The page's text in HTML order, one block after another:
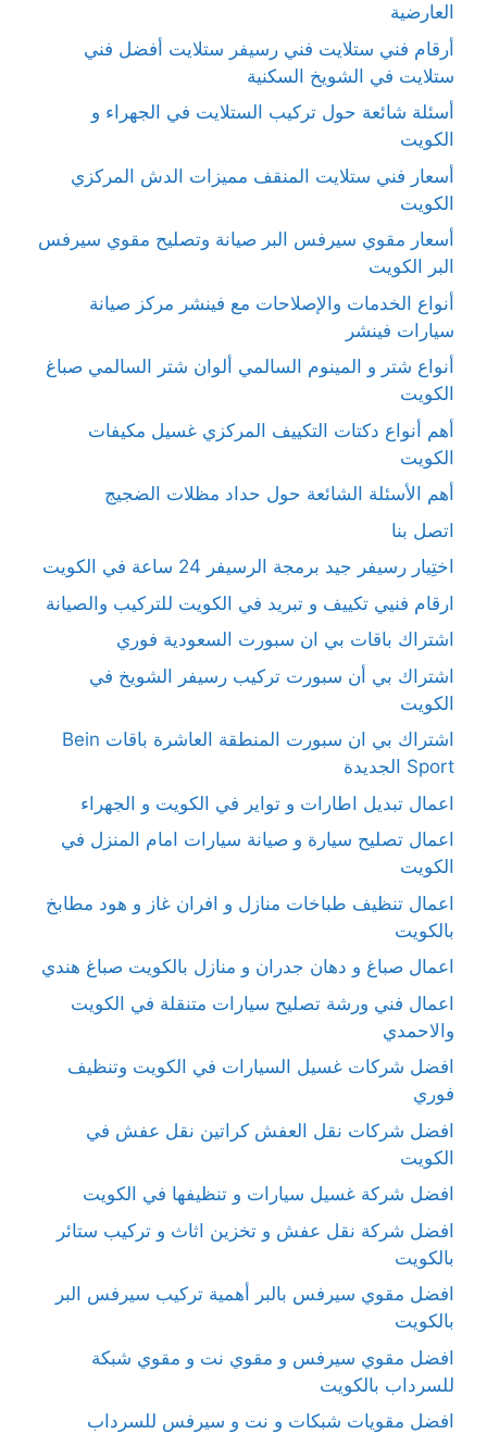
العارضية
أرقام فني ستلايت فني رسيفر ستلايت أفضل فني
ستلايت في الشويخ السكنية
أسئلة شائعة حول تركيب الستلايت في الجهراء و
الكويت
أسعار فني ستلايت المنقف مميزات الدش المركزي
الكويت
أسعار مقوي سيرفس البر صيانة وتصليح مقوي سيرفس
البر الكويت
أنواع الخدمات والإصلاحات مع فينشر مركز صيانة
سيارات فينشر
أنواع شتر و المينوم السالمي ألوان شتر السالمي صباغ
الكويت
أهم أنواع دكتات التكييف المركزي غسيل مكيفات
الكويت
أهم الأسئلة الشائعة حول حداد مظلات الضجيج
اتصل بنا
اختِيار رسيفر جيد برمجة الرسيفر 24 ساعة في الكويت
ارقام فنيي تكييف و تبريد في الكويت للتركيب والصيانة
اشتراك باقات بي ان سبورت السعودية فوري
اشتراك بي أن سبورت تركيب رسيفر الشويخ في
الكويت
اشتراك بي ان سبورت المنطقة العاشرة باقات Bein
Sport الجديدة
اعمال تبديل اطارات و تواير في الكويت و الجهراء
اعمال تصليح سيارة و صيانة سيارات امام المنزل في
الكويت
اعمال تنظيف طباخات منازل و افران غاز و هود مطابخ
بالكويت
اعمال صباغ و دهان جدران و منازل بالكويت صباغ هندي
اعمال فني ورشة تصليح سيارات متنقلة في الكويت
والاحمدي
افضل شركات غسيل السيارات في الكويت وتنظيف
فوري
افضل شركات نقل العفش كراتين نقل عفش في
الكويت
افضل شركة غسيل سيارات و تنظيفها في الكويت
افضل شركة نقل عفش و تخزين اثاث و تركيب ستائر
بالكويت
افضل مقوي سيرفس بالبر أهمية تركيب سيرفس البر
بالكويت
افضل مقوي سيرفس و مقوي نت و مقوي شبكة
للسرداب بالكويت
افضل مقويات شبكات و نت و سيرفس للسرداب